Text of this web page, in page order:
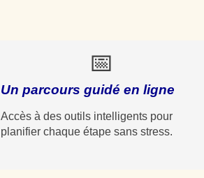
📅
Un parcours guidé en ligne
Accès à des outils intelligents pour
planifier chaque étape sans stress.